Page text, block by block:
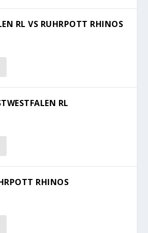
RL VS RUHRPOTT RHINOS
RL
RHINOS